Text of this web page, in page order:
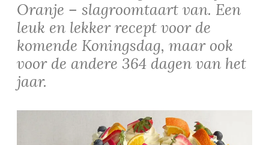
Oranje – slagroomtaart van. Een
leuk en lekker recept voor de
komende Koningsdag, maar ook
voor de andere 364 dagen van het
jaar.